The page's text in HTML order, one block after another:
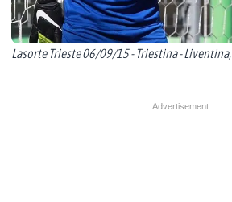
Lasorte Trieste 06/09/15 - Triestina - Liventina,